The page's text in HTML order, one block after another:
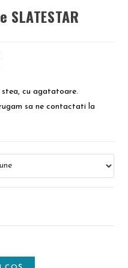
cu agatatoare.
sa ne contactati la